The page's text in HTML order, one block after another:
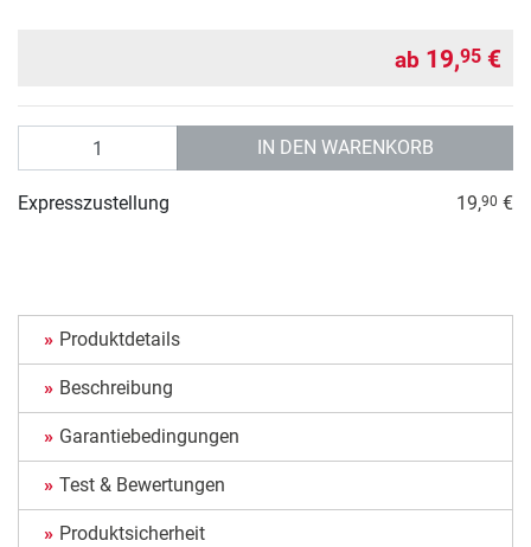
ab 19,95 €
IN DEN WARENKORB
Expresszustellung 19,90 €
Produktdetails
Beschreibung
Garantiebedingungen
Test & Bewertungen
Produktsicherheit